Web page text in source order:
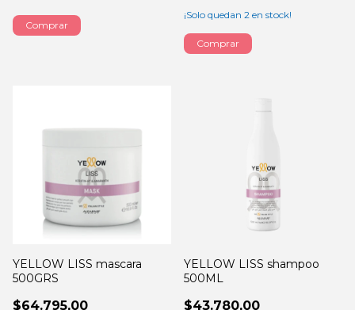
Comprar
¡Solo quedan 2 en stock!
YELLOW LISS mascara
500GRS
$64.795,00
YELLOW LISS shampoo
500ML
$43.780,00